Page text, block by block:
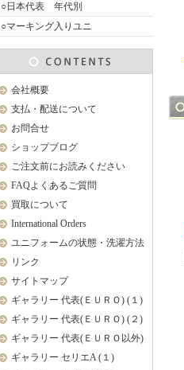
○日本代表 年代別
○マーキング入りユニ
会社概要
支払・配送について
お問合せ
ショップブログ
ご注文前にお読みください
FAQよくあるご質問
買取について
International Orders
ユニフォームの状態・洗濯方法
リンク
サイトマップ
ギャラリー 代表(ＥＵＲＯ) (１)
ギャラリー 代表(ＥＵＲＯ) (２)
ギャラリー 代表(ＥＵＲＯ以外)
ギャラリー セリエA (１)